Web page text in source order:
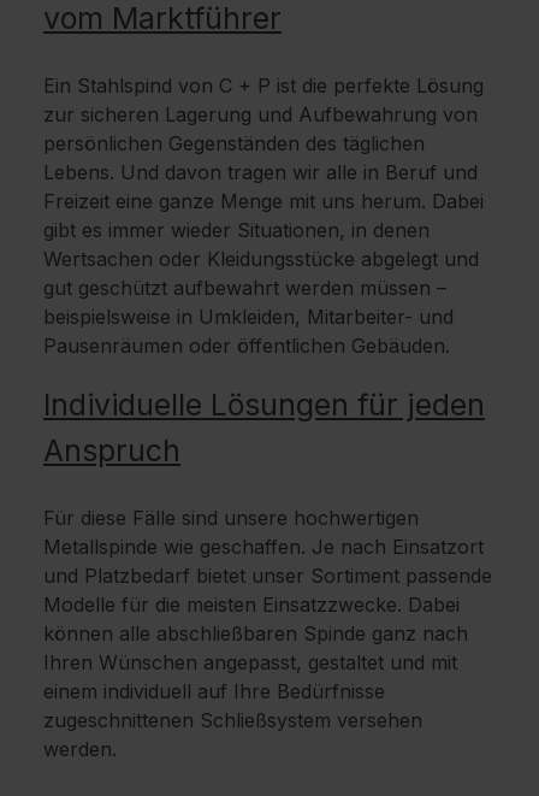
vom Marktführer
Ein Stahlspind von C + P ist die perfekte Lösung
zur sicheren Lagerung und Aufbewahrung von
persönlichen Gegenständen des täglichen
Lebens. Und davon tragen wir alle in Beruf und
Freizeit eine ganze Menge mit uns herum. Dabei
gibt es immer wieder Situationen, in denen
Wertsachen oder Kleidungsstücke abgelegt und
gut geschützt aufbewahrt werden müssen –
beispielsweise in Umkleiden, Mitarbeiter- und
Pausenräumen oder öffentlichen Gebäuden.
Individuelle Lösungen für jeden
Anspruch
Für diese Fälle sind unsere hochwertigen
Metallspinde wie geschaffen. Je nach Einsatzort
und Platzbedarf bietet unser Sortiment passende
Modelle für die meisten Einsatzzwecke. Dabei
können alle abschließbaren Spinde ganz nach
Ihren Wünschen angepasst, gestaltet und mit
einem individuell auf Ihre Bedürfnisse
zugeschnittenen Schließsystem versehen
werden.